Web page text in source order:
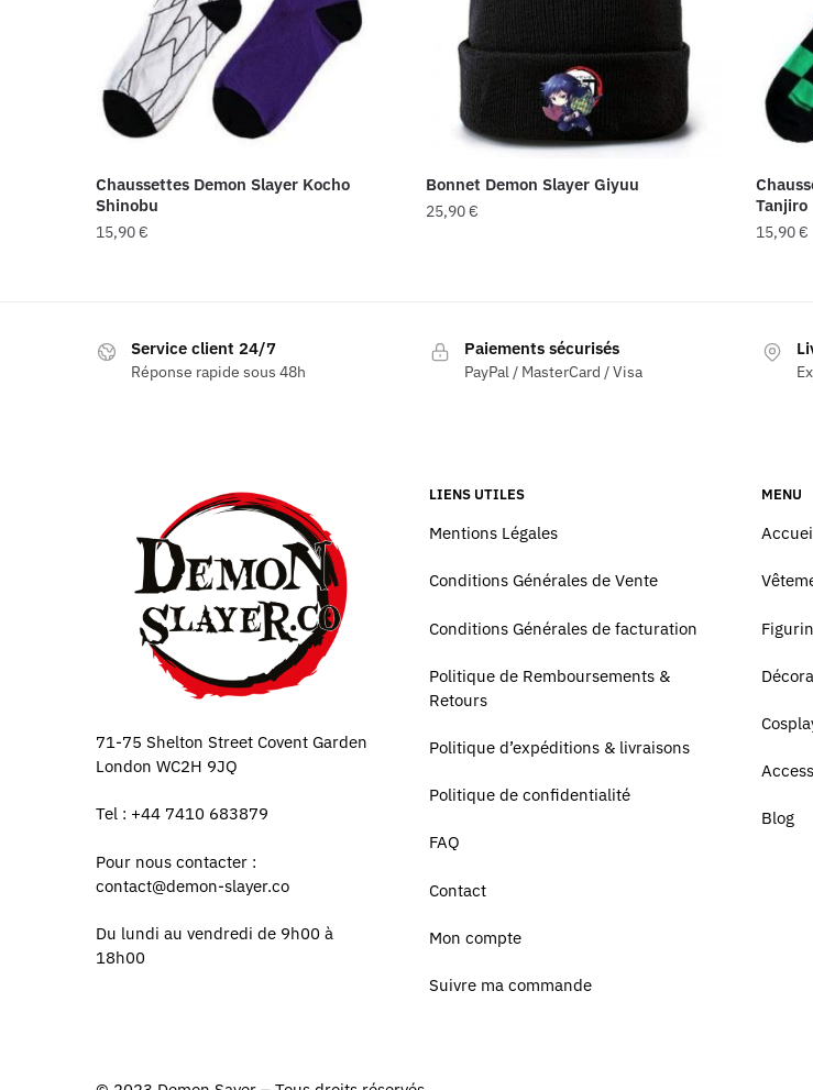
Chaussettes Demon Slayer Kocho
Shinobu
15,90€
Bonnet Demon Slayer Giyuu
25,90€
Tanjiro
15,90€
Service client 24/7
Réponse rapide sous 48h
Paiements sécurisés
PayPal / MasterCard / Visa
71-75 Shelton Street Covent Garden
London WC2H 9JQ
Tel : +44 7410 683879
Pour nous contacter :
contact@demon-slayer.co
Du lundi au vendredi de 9h00 à
18h00
LIENS UTILES
Mentions Légales
Conditions Générales de Vente
Conditions Générales de facturation
Politique de Remboursements &
Retours
Politique d’expéditions & livraisons
Politique de confidentialité
FAQ
Contact
Mon compte
Suivre ma commande
MENU
Blog